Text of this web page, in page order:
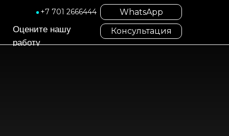
Консультация
WhatsApp
+7 701 2666444
Оцените нашу
работу